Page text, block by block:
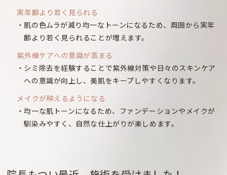
実年齢より若く見られる
肌の色ムラが減り均一なトーンになるため、周囲から実年
齢より若く見られることが増えます。
紫外線ケアへの意識が高まる
シミ除去を経験することで紫外線対策や日々のスキンケア
への意識が向上し、美肌をキープしやすくなります。
メイクが映えるようになる
均一な肌トーンになるため、ファンデーションやメイクが
馴染みやすく、自然な仕上がりが楽しめます。